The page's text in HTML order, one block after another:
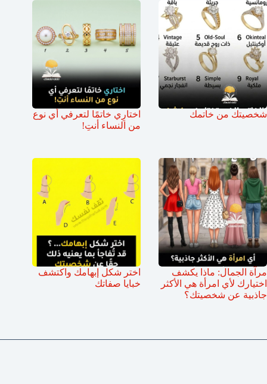
شخصيتك من خاتمك
اختارِي خاتمًا لتعرفي أي نوع
من النساء أنتِ!
مرآة الجمال: ماذا يكشف
اختيارك لأي امرأة هي الأكثر
جاذبية عن شخصيتك؟
اختر شكل إبهامك واكتشف
خبايا صفاتك